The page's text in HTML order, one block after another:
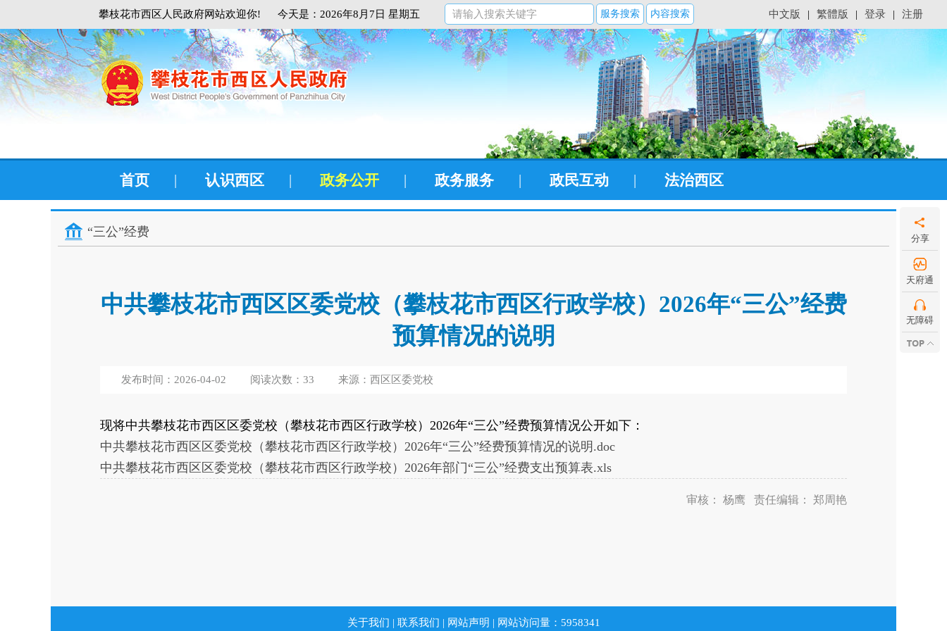
攀枝花市西区人民政府网站欢迎你! 今天是：2026年8月7日 星期五 服务搜索 内容搜索 中文版 | 繁體版 | 登录 | 注册
首页 | 认识西区 | 政务公开 | 政务服务 | 政民互动 | 法治西区
“三公”经费
中共攀枝花市西区区委党校（攀枝花市西区行政学校）2026年“三公”经费
预算情况的说明
发布时间：2026-04-02 阅读次数： 33 来源：西区区委党校
现将中共攀枝花市西区区委党校（攀枝花市西区行政学校）2026年“三公”经费预算情况公开如下：
中共攀枝花市西区区委党校（攀枝花市西区行政学校）2026年“三公”经费预算情况的说明.doc
中共攀枝花市西区区委党校（攀枝花市西区行政学校）2026年部门“三公”经费支出预算表.xls
审核： 杨鹰 责任编辑： 郑周艳
关于我们 | 联系我们 | 网站声明 | 网站访问量： 5958341
分享
天府通
无障碍